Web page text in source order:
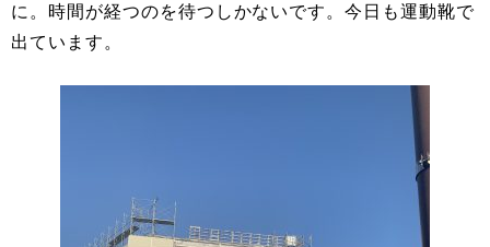
に。時間が経つのを待つしかないです。今日も運動靴で
出ています。